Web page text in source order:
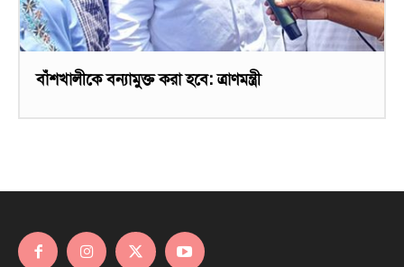
বাঁশখালীকে বন্যামুক্ত করা হবে: ত্রাণমন্ত্রী